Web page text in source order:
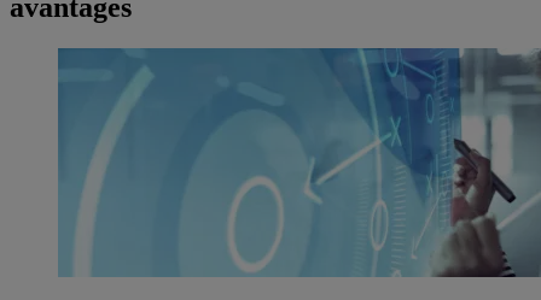
avantages